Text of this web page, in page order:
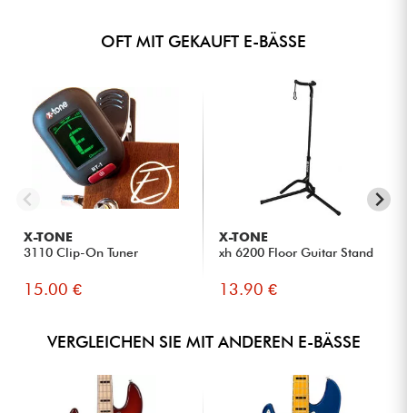
OFT MIT GEKAUFT E-BÄSSE
X-TONE
3110 Clip-On Tuner
15.00 €
X-TONE
xh 6200 Floor Guitar Stand
13.90 €
VERGLEICHEN SIE MIT ANDEREN E-BÄSSE